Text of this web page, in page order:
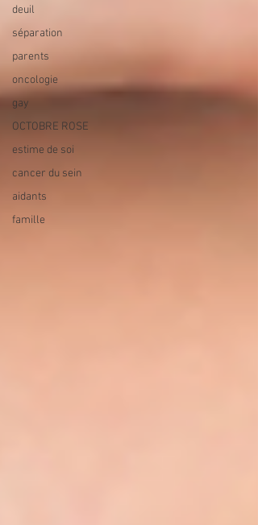
deuil
séparation
parents
oncologie
gay
OCTOBRE ROSE
estime de soi
cancer du sein
aidants
famille